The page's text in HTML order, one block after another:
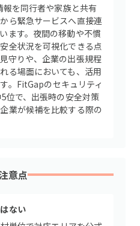
を同行者や家族と共有
ら緊急サービスへ直接連
ます。夜間の移動や不慣
全状況を可視化できる点
守りや、企業の出張規程
る場面においても、活用
。FitGapのセキュリティ
位で、出張時の安全対策
業が候補を比較する際の
意点
ない